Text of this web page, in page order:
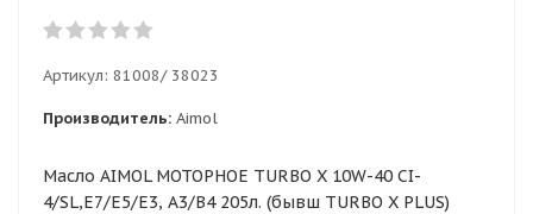
Артикул: 81008/ 38023
Производитель: Aimol
Масло AIMOL МОТОРНОЕ TURBO X 10W-40 CI-
4/SL,E7/E5/E3, A3/B4 205л. (бывш TURBO X PLUS)